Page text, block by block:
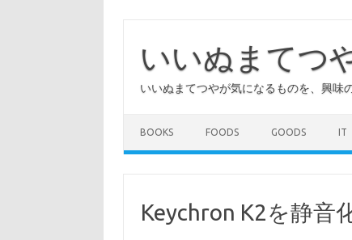
いいぬまてつ
いいぬまてつやが気になるものを、興味
BOOKS FOODS GOODS IT
Keychron K2を静音